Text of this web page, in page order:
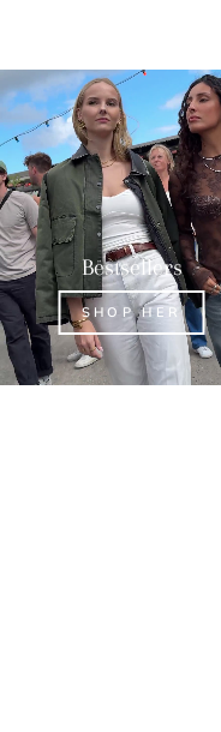
Bestsellers
SHOP HER